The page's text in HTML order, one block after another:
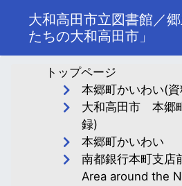
大和高田市立図書館／
たちの大和高田市」
トップページ
本郷町かいわい(
大和高田市 本郷
録)
本郷町かいわい
南都銀行本町支
Area around the